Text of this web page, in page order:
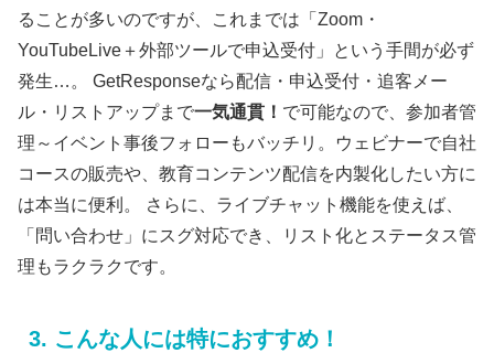
ることが多いのですが、これまでは「Zoom・
YouTubeLive＋外部ツールで申込受付」という手間が必ず
発生…。 GetResponseなら配信・申込受付・追客メー
ル・リストアップまで一気通貫！ で可能なので、参加者管
理～イベント事後フォローもバッチリ。ウェビナーで自社
コースの販売や、教育コンテンツ配信を内製化したい方に
は本当に便利。 さらに、ライブチャット機能を使えば、
「問い合わせ」にスグ対応でき、リスト化とステータス管
理もラクラクです。
3. こんな人には特におすすめ！